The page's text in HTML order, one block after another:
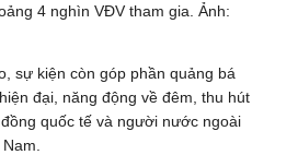
4 nghìn VĐV tham gia. Ảnh:
sự kiện còn góp phần quảng bá
đại, năng động về đêm, thu hút
quốc tế và người nước ngoài